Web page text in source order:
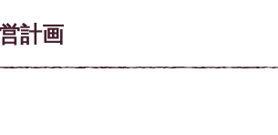
計画